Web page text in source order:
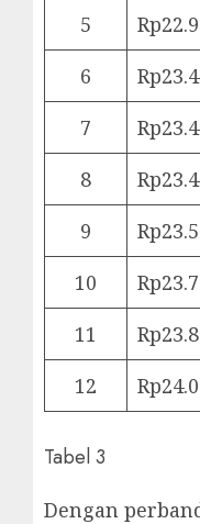
5
6
7
8
9
10
11
12
Tabel 3
Dengan